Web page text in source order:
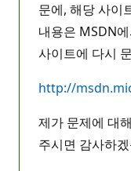
문에, 해당 사이
내용은 MSDN
사이트에 다시
http://
제가 문제에 대
주시면 감사하